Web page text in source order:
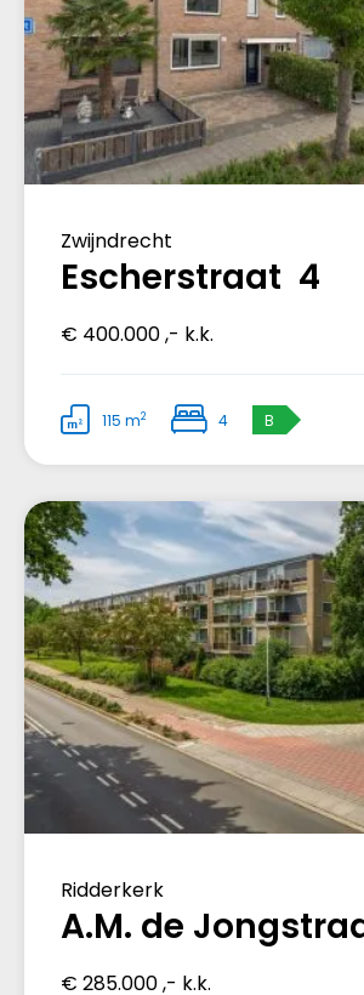
Zwijndrecht
Escherstraat 4
€ 400.000 ,- k.k.
115 m2 4 B
Ridderkerk
A.M. de
€ 285.000 ,- k.k.